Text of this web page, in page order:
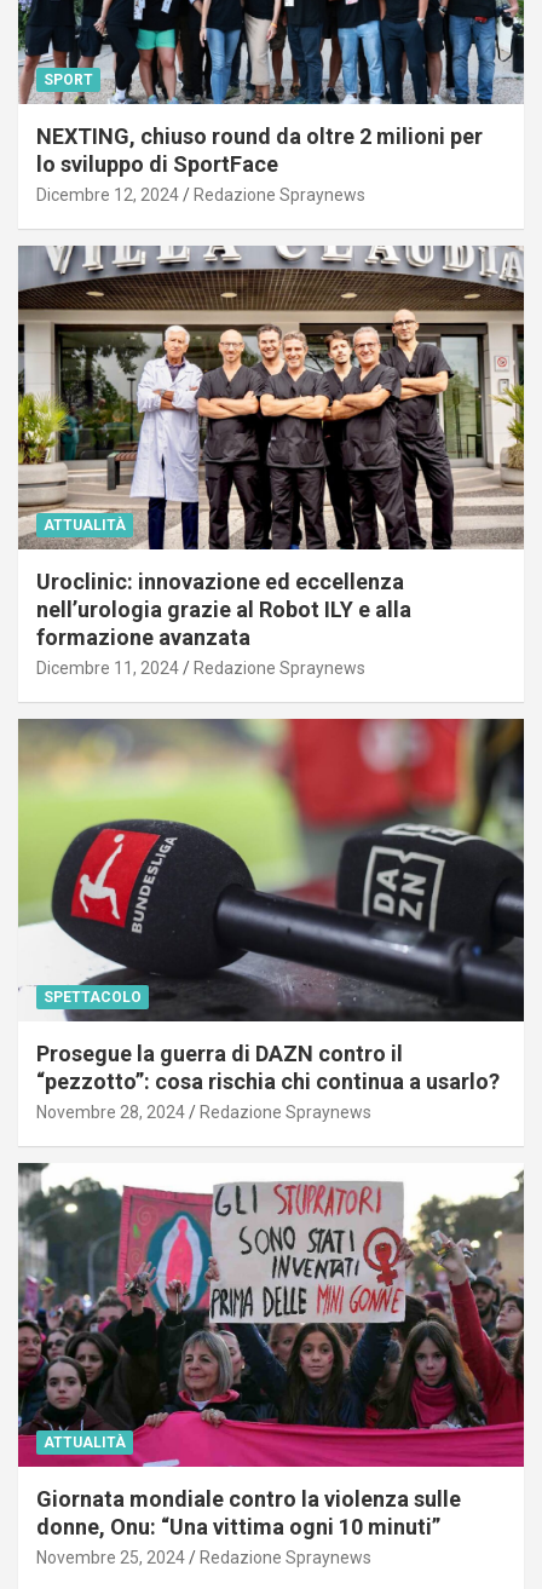
SPORT
NEXTING, chiuso round da oltre 2 milioni per
lo sviluppo di SportFace
Dicembre 12, 2024 Redazione Spraynews
ATTUALITÀ
Uroclinic: innovazione ed eccellenza
nell’urologia grazie al Robot ILY e alla
formazione avanzata
Dicembre 11, 2024 Redazione Spraynews
SPETTACOLO
Prosegue la guerra di DAZN contro il
“pezzotto”: cosa rischia chi continua a usarlo?
Novembre 28, 2024 Redazione Spraynews
ATTUALITÀ
Giornata mondiale contro la violenza sulle
donne, Onu: “Una vittima ogni 10 minuti”
Novembre 25, 2024 Redazione Spraynews